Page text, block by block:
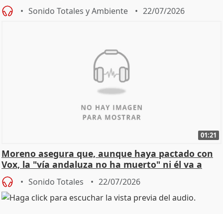
Sonido Totales y Ambiente 22/07/2026
01:21
Moreno asegura que, aunque haya pactado con
Vox, la "vía andaluza no ha muerto" ni él va a
"cambiar"
Sonido Totales 22/07/2026